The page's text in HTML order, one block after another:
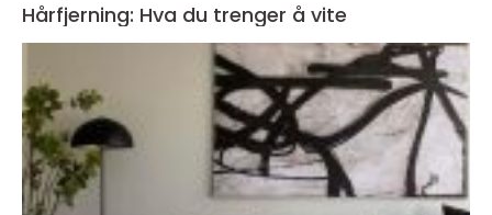
Hårfjerning: Hva du trenger å vite